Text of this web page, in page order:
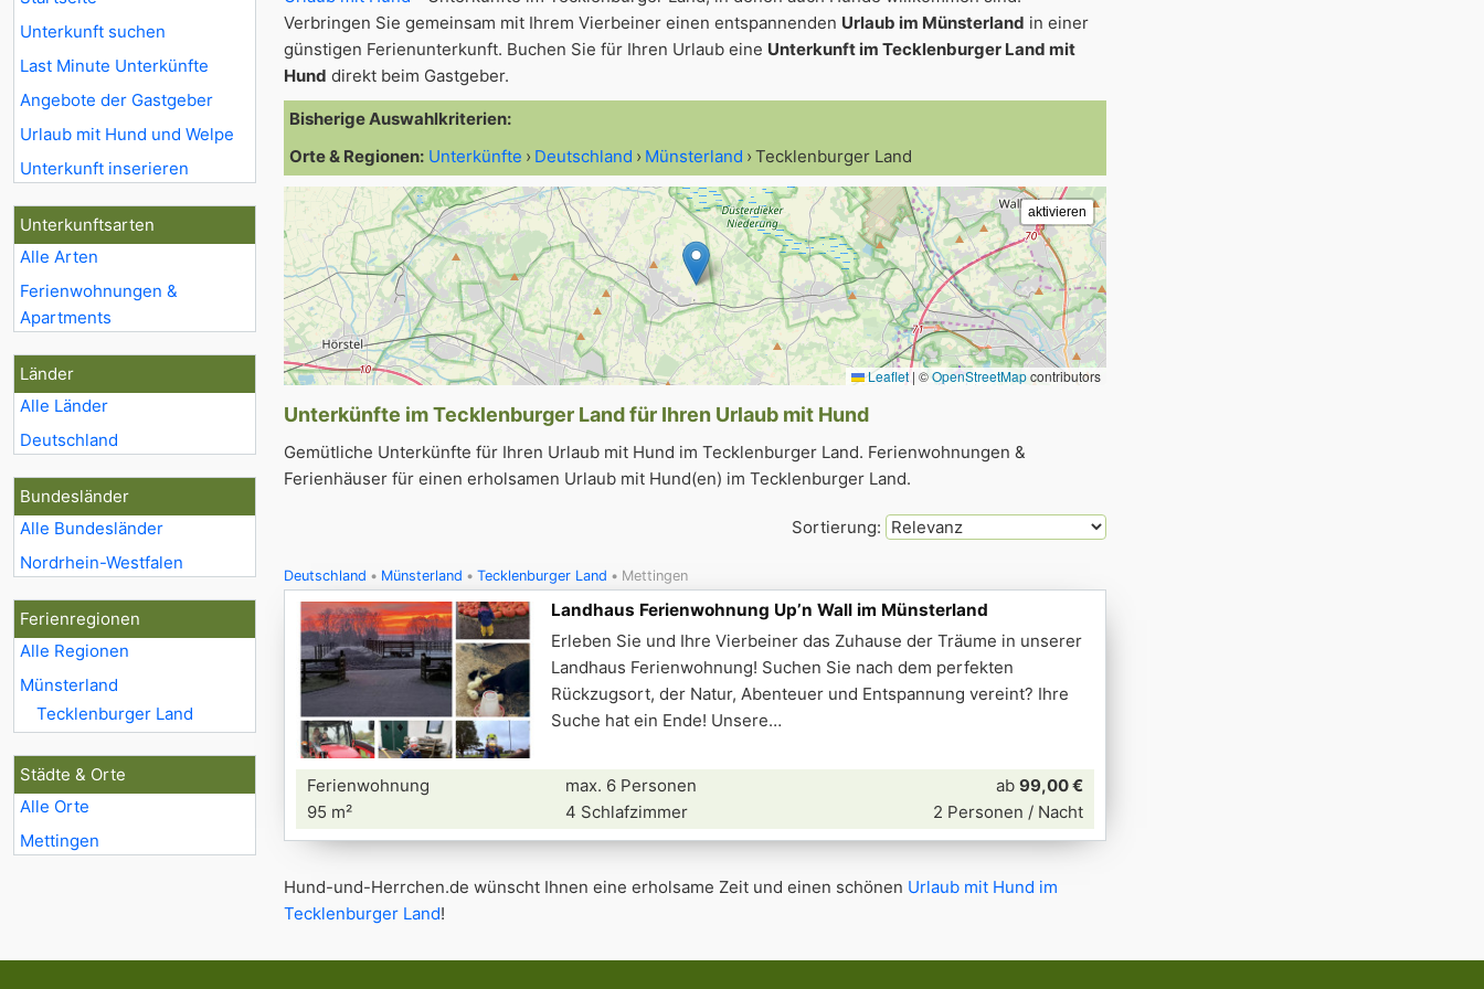
Unterkunft suchen
Last Minute Unterkünfte
Angebote der Gastgeber
Urlaub mit Hund und Welpe
Unterkunft inserieren
Unterkunftsarten
Alle Arten
Ferienwohnungen &
Apartments
Länder
Alle Länder
Deutschland
Bundesländer
Alle Bundesländer
Nordrhein-Westfalen
Ferienregionen
Alle Regionen
Münsterland
Tecklenburger Land
Städte & Orte
Alle Orte
Mettingen
Verbringen Sie gemeinsam mit Ihrem Vierbeiner einen entspannenden Urlaub im Münsterland in einer
günstigen Ferienunterkunft. Buchen Sie für Ihren Urlaub eine Unterkunft im Tecklenburger Land mit
Hund direkt beim Gastgeber.
Bisherige Auswahlkriterien:
Orte & Regionen: Unterkünfte Deutschland Münsterland Tecklenburger Land
Leaflet | ©OpenStreetMapcontributors
Unterkünfte im Tecklenburger Land für Ihren Urlaub mit Hund
Gemütliche Unterkünfte für Ihren Urlaub mit Hund im Tecklenburger Land. Ferienwohnungen &
Ferienhäuser für einen erholsamen Urlaub mit Hund(en) im Tecklenburger Land.
Sortierung:
Deutschland Münsterland Tecklenburger Land Mettingen
Landhaus Ferienwohnung Up’n Wall im Münsterland
Erleben Sie und Ihre Vierbeiner das Zuhause der Träume in unserer
Landhaus Ferienwohnung! Suchen Sie nach dem perfekten
Rückzugsort, der Natur, Abenteuer und Entspannung vereint? Ihre
Suche hat ein Ende! Unsere
Ferienwohnung
95 m²
max. 6 Personen
4 Schlafzimmer
ab 99,00 €
2 Personen / Nacht
Hund-und-Herrchen.de wünscht Ihnen eine erholsame Zeit und einen schönen Urlaub mit Hund im
Tecklenburger Land!